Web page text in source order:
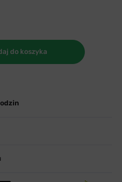
do koszyka